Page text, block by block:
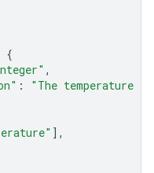
{
,
:
"The temperature
],